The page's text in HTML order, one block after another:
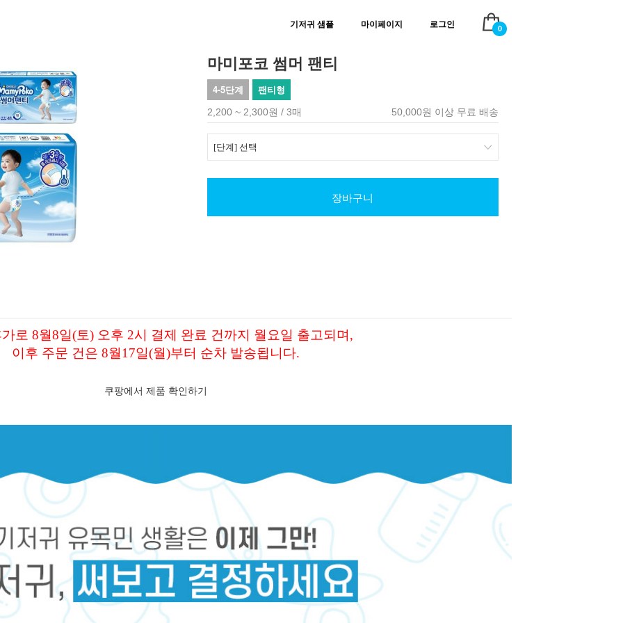
기저귀 샘플 마이페이지 로그인 0
마미포코 썸머 팬티
4-5단계 팬티형
2,200 ~ 2,300원 / 3매 50,000원 이상 무료 배송
장바구니
로 8월8일(토) 오후 2시 결제 완료 건까지 월요일 출고되며,
이후 주문 건은 8월17일(월)부터 순차 발송됩니다.
쿠팡에서 제품 확인하기